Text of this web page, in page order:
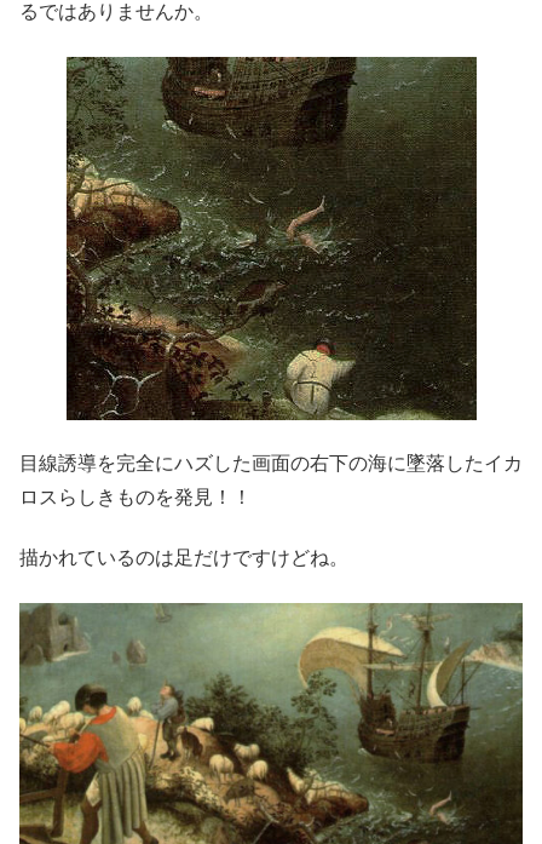
るではありませんか。
目線誘導を完全にハズした画面の右下の海に墜落したイカ
ロスらしきものを発見！！
描かれているのは足だけですけどね。